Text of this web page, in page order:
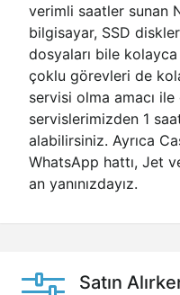
verimli saatler sunan
bilgisayar, SSD
dosyaları bile
çoklu görevleri de
servisi olma amacı
servislerimizden 1
alabilirsiniz. Ayrıca
WhatsApp hattı, Jet
an yanınızdayız.
Satın